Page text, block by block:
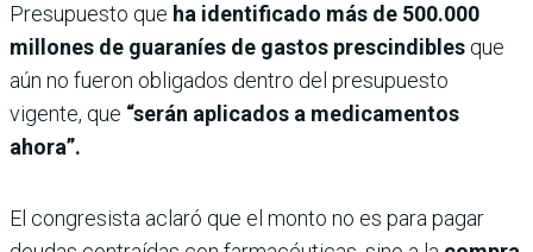
Presupuesto que ha identificado más de 500.000
millones de guaraníes de gastos prescindibles que
aún no fueron obligados dentro del presupuesto
vigente, que “serán aplicados a medicamentos
ahora”.
El congresista aclaró que el monto no es para pagar